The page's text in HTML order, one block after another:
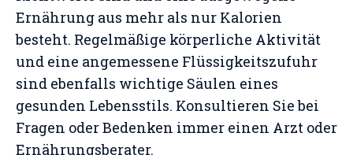
Ernährung aus mehr als nur Kalorien
besteht. Regelmäßige körperliche Aktivität
und eine angemessene Flüssigkeitszufuhr
sind ebenfalls wichtige Säulen eines
gesunden Lebensstils. Konsultieren Sie bei
Fragen oder Bedenken immer einen Arzt oder
Ernährungsberater.